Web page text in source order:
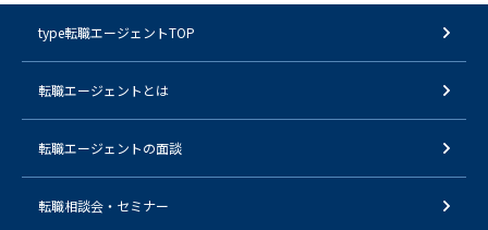
type転職エージェントTOP
転職エージェントとは
転職エージェントの面談
転職相談会・セミナー